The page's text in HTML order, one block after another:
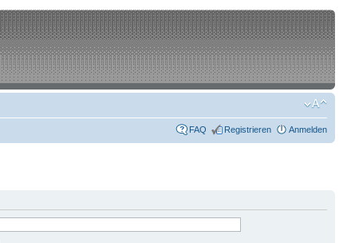
FAQ Registrieren Anmelden